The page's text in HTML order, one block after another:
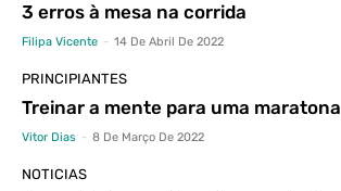
3 erros à mesa na corrida
Filipa Vicente - 14 De Abril De 2022
PRINCIPIANTES
Treinar a mente para uma maratona
Vitor Dias - 8 De Março De 2022
NOTICIAS